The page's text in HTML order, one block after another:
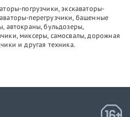
погрузчики, экскаваторы-
перегрузчики, башенные
автокраны, бульдозеры,
миксеры, самосвалы, дорожная
и другая техника.